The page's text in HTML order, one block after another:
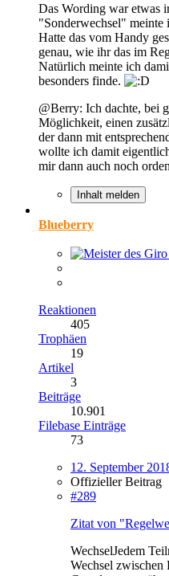
Das Wording war etwas
"Sonderwechsel" meinte
Hatte das vom Handy
genau, wie ihr das im
Natürlich meinte ich
besonders finde.
@Berry: Ich dachte, bei
Möglichkeit, einen
der dann mit
wollte ich damit
mir dann auch noch
Inhalt melden
Blueberry
Reaktionen
405
Trophäen
19
Artikel
3
Beiträge
10.901
Filebase Einträge
73
12. September
Offizieller Beitrag
#289
Zitat von
WechselJedem
Wechsel zwischen